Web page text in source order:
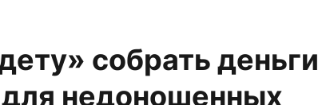
собрать деньги
недоношенных